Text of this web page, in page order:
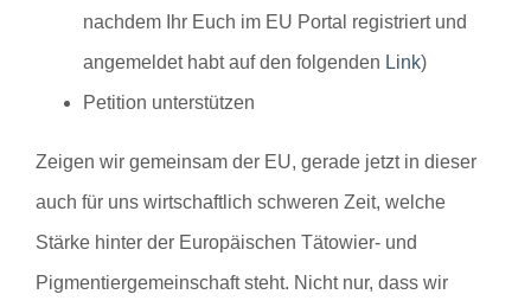
nachdem Ihr Euch im EU Portal registriert und
angemeldet habt auf den folgenden Link)
Petition unterstützen
Zeigen wir gemeinsam der EU, gerade jetzt in dieser
auch für uns wirtschaftlich schweren Zeit, welche
Stärke hinter der Europäischen Tätowier- und
Pigmentiergemeinschaft steht. Nicht nur, dass wir